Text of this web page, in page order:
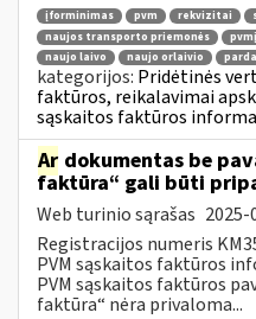
įforminimas pvm rekvizitai
naujos transporto priemonės
naujo laivo
naujo orlaivio
kategorijos: Pridėtinės
faktūros, reikalavimai
sąskaitos faktūros
Ar dokumentas be
faktūra“ gali būti
Web turinio sąrašas 2025-
Registracijos numeris
PVM sąskaitos faktūros
PVM sąskaitos faktūros
faktūra“ nėra privaloma...